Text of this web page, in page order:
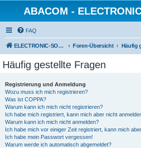
ABACOM -
FAQ
ELECTRONIC-SOFWARE-SHOP Foren-Übersicht Häufig
Häufig gestellte Fragen
Registrierung und Anmeldung
Wozu muss ich mich registrieren?
Was ist COPPA?
Warum kann ich mich nicht registrieren?
Ich habe mich registriert, kann mich aber nicht
Warum kann ich mich nicht anmelden?
Ich habe mich vor einiger Zeit registriert, kann mich
Ich habe mein Passwort vergessen!
Warum werde ich automatisch abgemeldet?